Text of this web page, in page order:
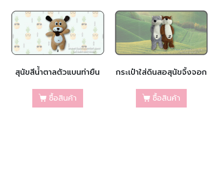
สุนัขสีน้ำตาลตัวแบนท่ายืน
ซื้อสินค้า
กระเป๋าใส่ดินสอสุนัขจิ้งจอก
ซื้อสินค้า